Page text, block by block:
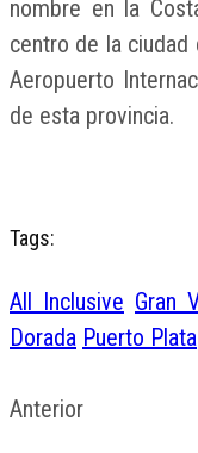
nombre en la
centro de la
Aeropuerto
de esta provincia.
Tags:
All Inclusive Gran
Dorada Puerto Plata
Anterior